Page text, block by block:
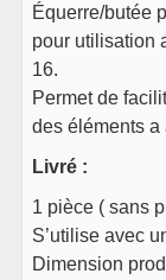
Équerre/butée
pour utilisation
16.
Permet de
des éléments a
Livré :
1 pièce ( sans
S’utilise avec
Dimension